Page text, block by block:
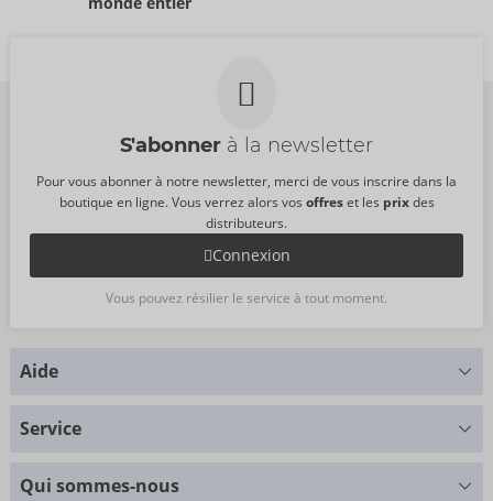
S'abonner à la newsletter
Pour vous abonner à notre newsletter, merci de vous inscrire dans la
boutique en ligne. Vous verrez alors vos offreset les prixdes
distributeurs.
Connexion
Vous pouvez résilier le service à tout moment.
Aide
+49 (0)461 50 40 308
Service
Tableau des tailles
Qui sommes-nous